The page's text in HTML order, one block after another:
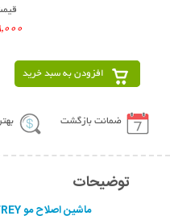
افزودن به سبد خرید
ضمانت بازگشت
توضیحات
ماشین اصلاح مو GODFREY مدل Profession